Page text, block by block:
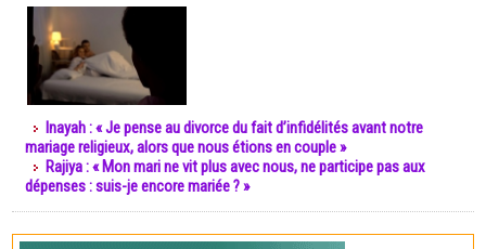
Inayah : « Je pense au divorce du fait d’infidélités avant notre
mariage religieux, alors que nous étions en couple »
Rajiya : « Mon mari ne vit plus avec nous, ne participe pas aux
dépenses : suis-je encore mariée ? »